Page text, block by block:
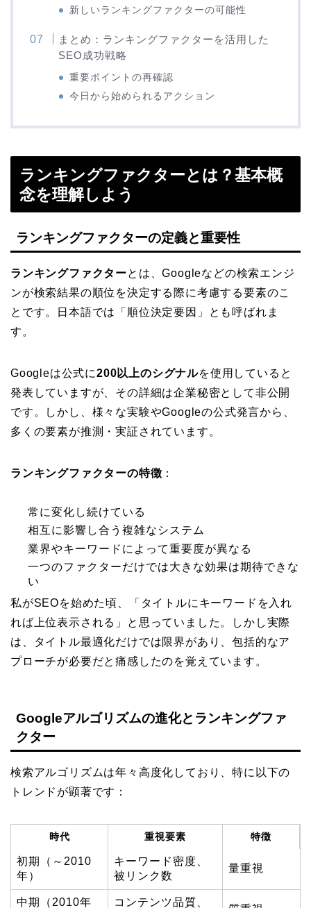
新しいランキングファクターの可能性
まとめ：ランキングファクターを活用した
SEO成功戦略
重要ポイントの再確認
今日から始められるアクション
ランキングファクターとは？基本概
念を理解しよう
ランキングファクターの定義と重要性
ランキングファクターとは、Googleなどの検索エンジ
ンが検索結果の順位を決定する際に考慮する要素のこ
とです。日本語では「順位決定要因」とも呼ばれま
す。
Googleは公式に200以上のシグナルを使用していると
発表していますが、その詳細は企業秘密として非公開
です。しかし、様々な実験やGoogleの公式発言から、
多くの要素が推測・実証されています。
ランキングファクターの特徴 ：
常に変化し続けている
相互に影響し合う複雑なシステム
業界やキーワードによって重要度が異なる
一つのファクターだけでは大きな効果は期待できな
い
私がSEOを始めた頃、「タイトルにキーワードを入れ
れば上位表示される」と思っていました。しかし実際
は、タイトル最適化だけでは限界があり、包括的なア
プローチが必要だと痛感したのを覚えています。
Googleアルゴリズムの進化とランキングファ
クター
検索アルゴリズムは年々高度化しており、特に以下の
トレンドが顕著です：
時代 重視要素 特徴
初期（～2010
年）
キーワード密度、
被リンク数
量重視
中期（2010年 コンテンツ品質、